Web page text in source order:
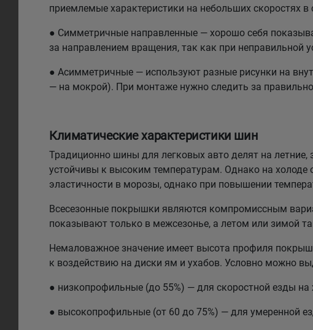
приемлемые характеристики на небольших скоростях
● Симметричные направленные — хорошо себя
за направлением вращения, так как при неправильной
● Асимметричные — используют разные рисунки на
— на мокрой). При монтаже нужно следить за
Климатические характеристики шин
Традиционно шины для легковых авто делят на летние,
устойчивы к высоким температурам. Однако на
эластичности в морозы, однако при повышении
Всесезонные покрышки являются компромиссным
показывают только в межсезонье, а летом или зимой
Немаловажное значение имеет высота профиля
к воздействию на диски ям и ухабов. Условно можно
● низкопрофильные (до 55%) — для скоростной езды на
● высокопрофильные (от 60 до 75%) — для умеренной